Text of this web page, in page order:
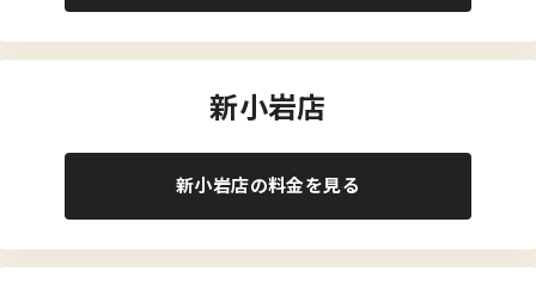
新小岩店
新小岩店の料金を見る